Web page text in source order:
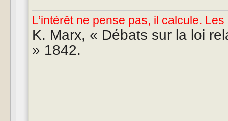
L’intérêt ne pense pas, il calcule.
K. Marx, « Débats sur la loi
» 1842.